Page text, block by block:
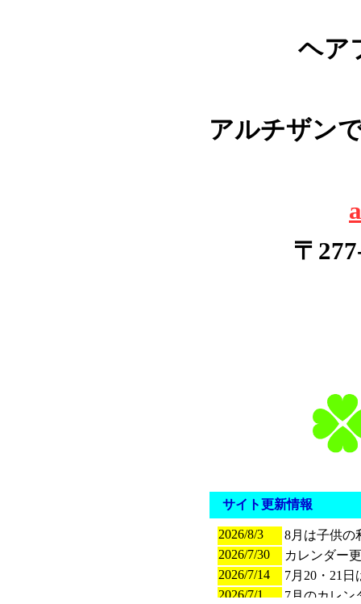
ヘア
アルチザン
〒
サイト更新情報